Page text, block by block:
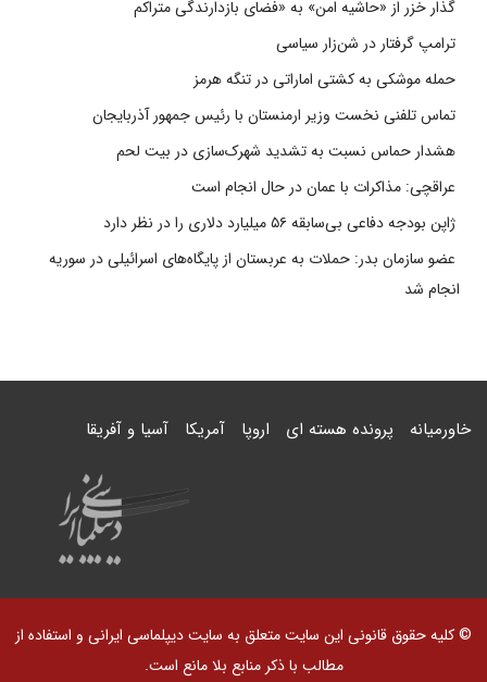
گذار خزر از «حاشیه امن» به «فضای بازدارندگی متراکم
ترامپ گرفتار در شن‌زار سیاسی
حمله موشکی به کشتی اماراتی در تنگه هرمز
تماس تلفنی نخست وزیر ارمنستان با رئیس جمهور آذربایجان
هشدار حماس نسبت به تشدید شهرک‌سازی در بیت‌ لحم
عراقچی: مذاکرات با عمان در حال انجام است
ژاپن بودجه دفاعی بی‌سابقه ۵۶ میلیارد دلاری را در نظر دارد
عضو سازمان بدر: حملات به عربستان از پایگاه‌های اسرائیلی در سوریه
انجام شد
خاورمیانه پرونده هسته ای اروپا آمریکا آسیا و آفریقا
© کلیه حقوق قانونی این سایت متعلق به سایت دیپلماسی ایرانی و استفاده از
مطالب با ذکر منابع بلا مانع است.